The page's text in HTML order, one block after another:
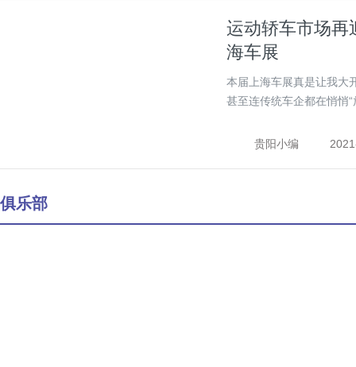
运动轿车市场再
海车展
本届上海车展真是让我大
甚至连传统车企都在悄悄“
贵阳小编
俱乐部